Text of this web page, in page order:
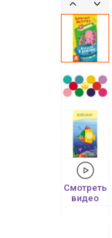
Смотреть
видео